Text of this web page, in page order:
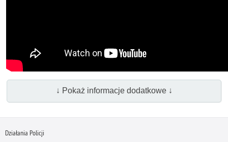
↓ Pokaż informacje dodatkowe ↓
Działania Policji